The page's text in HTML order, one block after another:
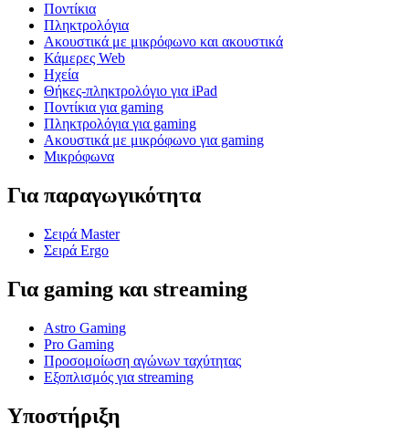
Ποντίκια
Πληκτρολόγια
Ακουστικά με μικρόφωνο και ακουστικά
Κάμερες Web
Ηχεία
Θήκες-πληκτρολόγιο για iPad
Ποντίκια για gaming
Πληκτρολόγια για gaming
Ακουστικά με μικρόφωνο για gaming
Μικρόφωνα
Για παραγωγικότητα
Σειρά Master
Σειρά Ergo
Για gaming και streaming
Astro Gaming
Pro Gaming
Προσομοίωση αγώνων ταχύτητας
Εξοπλισμός για streaming
Υποστήριξη